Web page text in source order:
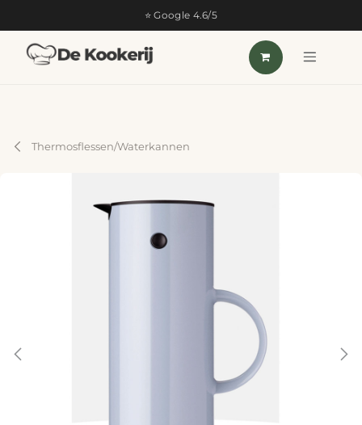
⭐ Google 4.6/5
Thermosflessen/Waterkannen